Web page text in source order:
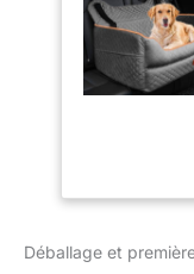
Déballage et